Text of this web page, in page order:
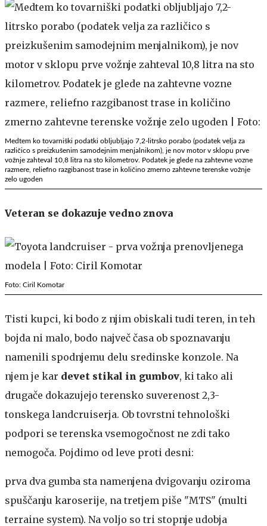
Medtem ko tovarniški podatki obljubljajo 7,2-litrsko porabo (podatek velja za
različico s preizkušenim samodejnim menjalnikom), je nov motor v sklopu prve
vožnje zahteval 10,8 litra na sto kilometrov. Podatek je glede na zahtevne vozne
razmere, reliefno razgibanost trase in količino zmerno zahtevne terenske vožnje
zelo ugoden
Veteran se dokazuje vedno znova
Foto: Ciril Komotar
Tisti kupci, ki bodo z njim obiskali tudi teren, in teh
bojda ni malo, bodo največ časa ob spoznavanju
namenili spodnjemu delu sredinske konzole. Na
njem je kar devet stikal in gumbov, ki tako ali
drugače dokazujejo terensko suverenost 2,3-
tonskega landcruiserja. Ob tovrstni tehnološki
podpori se terenska vsemogočnost ne zdi tako
nemogoča. Pojdimo od leve proti desni:
prva dva gumba sta namenjena dvigovanju oziroma
spuščanju karoserije, na tretjem piše "MTS" (multi
terraine system). Na voljo so tri stopnje udobja